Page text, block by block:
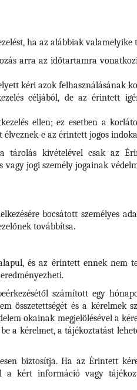
ha az alábbiak valamelyike
arra az időtartamra
kéri azok felhasználásának
céljából, de az érintett
ellen; ez esetben a
e az érintett jogos
kivételével csak az
vagy jogi személy jogainak
bocsátott személyes
továbbítsa.
és az érintett ennek nem
számított egy
összetettségét és a
okainak megjelölésével a
kérelmet, a tájékoztatást
biztosítja. Ha az Érintett
a kért információ vagy